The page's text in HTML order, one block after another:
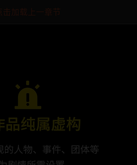
击加载上一章节